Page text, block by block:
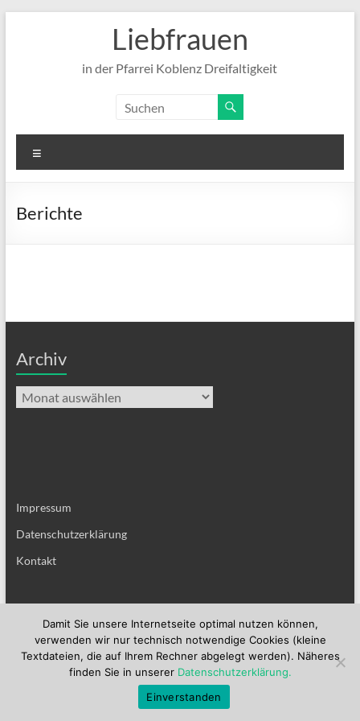
Liebfrauen
in der Pfarrei Koblenz Dreifaltigkeit
Berichte
Archiv
Archiv
Impressum
Datenschutzerklärung
Kontakt
. Alle Rechte vorbehalten. Theme Spacious
ThemeGrill. Präsentiert von:WordPress.
Damit Sie unsere Internetseite optimal nutzen können,
verwenden wir nur technisch notwendige Cookies (kleine
Textdateien, die auf Ihrem Rechner abgelegt werden). Näheres
finden Sie in unserer Datenschutzerklärung.
Einverstanden